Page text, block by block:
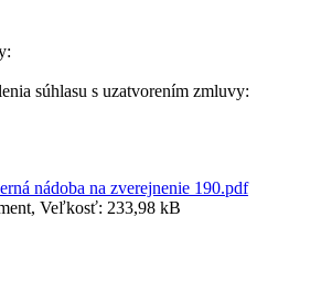
súhlasu s uzatvorením zmluvy:
nádoba na zverejnenie 190.pdf
Veľkosť: 233,98 kB